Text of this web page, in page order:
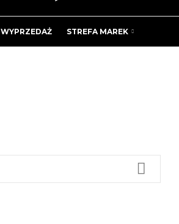
WYPRZEDAŻ STREFA MAREK